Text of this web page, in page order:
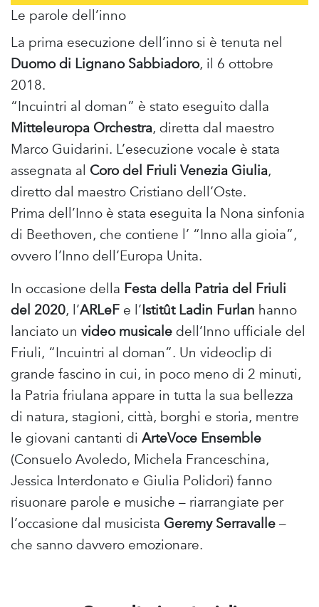
Le parole dell’inno
La prima esecuzione dell’inno si è tenuta nel
Duomo di Lignano Sabbiadoro, il 6 ottobre
2018.
“Incuintri al doman” è stato eseguito dalla
Mitteleuropa Orchestra, diretta dal maestro
Marco Guidarini. L’esecuzione vocale è stata
assegnata al Coro del Friuli Venezia Giulia,
diretto dal maestro Cristiano dell’Oste.
Prima dell’Inno è stata eseguita la Nona sinfonia
di Beethoven, che contiene l’ “Inno alla gioia”,
ovvero l’Inno dell’Europa Unita.
In occasione della Festa della Patria del Friuli
del 2020, l’ARLeF e l’Istitût Ladin Furlan hanno
lanciato un video musicaledell’Inno ufficiale del
Friuli, “Incuintri al doman”. Un videoclip di
grande fascino in cui, in poco meno di 2 minuti,
la Patria friulana appare in tutta la sua bellezza
di natura, stagioni, città, borghi e storia, mentre
le giovani cantanti di ArteVoce Ensemble
(Consuelo Avoledo, Michela Franceschina,
Jessica Interdonato e Giulia Polidori) fanno
risuonare parole e musiche – riarrangiate per
l’occasione dal musicista Geremy Serravalle–
che sanno davvero emozionare.